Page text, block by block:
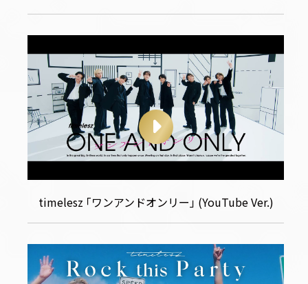
timelesz ｢ワンアンドオンリー｣ (YouTube Ver.)